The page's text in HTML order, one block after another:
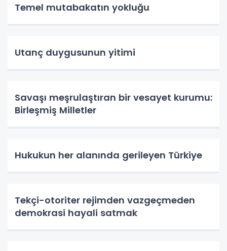
Temel mutabakatın yokluğu
Utanç duygusunun yitimi
Savaşı meşrulaştıran bir vesayet kurumu:
Birleşmiş Milletler
Hukukun her alanında gerileyen Türkiye
Tekçi-otoriter rejimden vazgeçmeden
demokrasi hayali satmak